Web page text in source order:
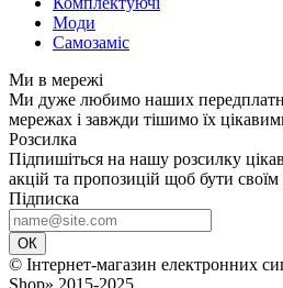
Моди
Самозаміс
Ми в мережі
Ми дуже любимо наших
мережах і завжди тішимо їх
Розсилка
Підпишіться на нашу розсилку
акцій та пропозицій щоб бути своїм
Підписка
ОК
© Інтернет-магазин електронних
Shop» 2015-2025